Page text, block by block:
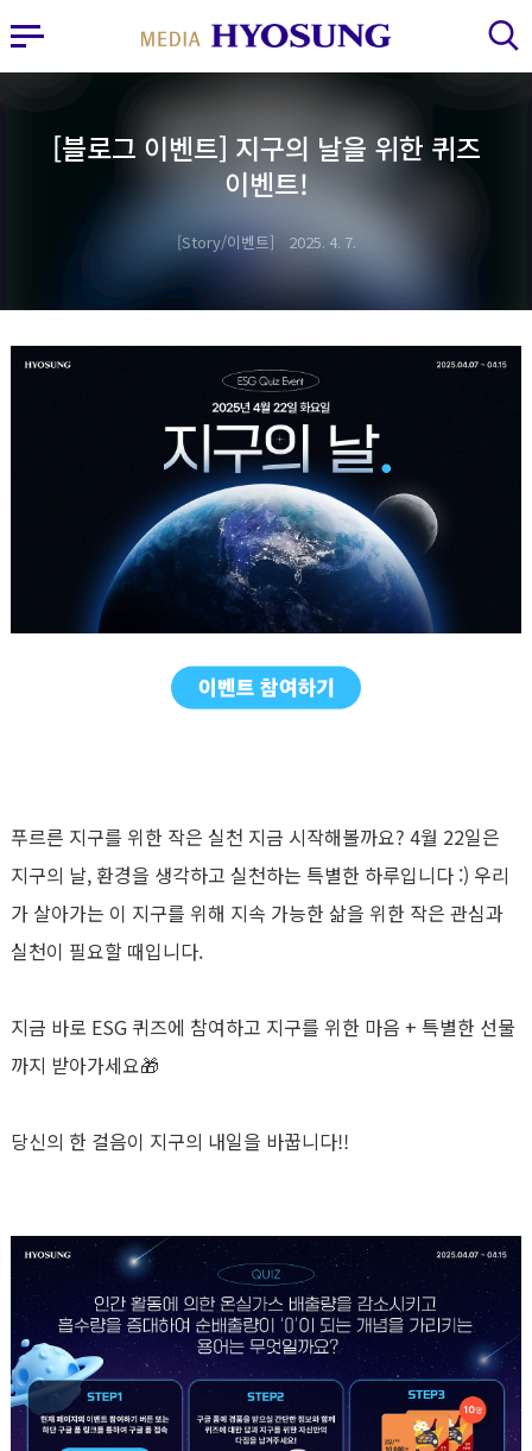
MY FRIEND HYOSUNG
사이드바 열기 검색 레이어 열기
[블로그 이벤트] 지구의 날을 위한 퀴즈
이벤트!
Story/이벤트 2025. 4. 7.
푸르른 지구를 위한 작은 실천 지금 시작해볼까요? 4월 22일은
지구의 날, 환경을 생각하고 실천하는 특별한 하루입니다 :) 우리
가 살아가는 이 지구를 위해 지속 가능한 삶을 위한 작은 관심과
실천이 필요할 때입니다.
지금 바로 ESG 퀴즈에 참여하고 지구를 위한 마음 + 특별한 선물
까지 받아가세요🎁
당신의 한 걸음이 지구의 내일을 바꿉니다!!